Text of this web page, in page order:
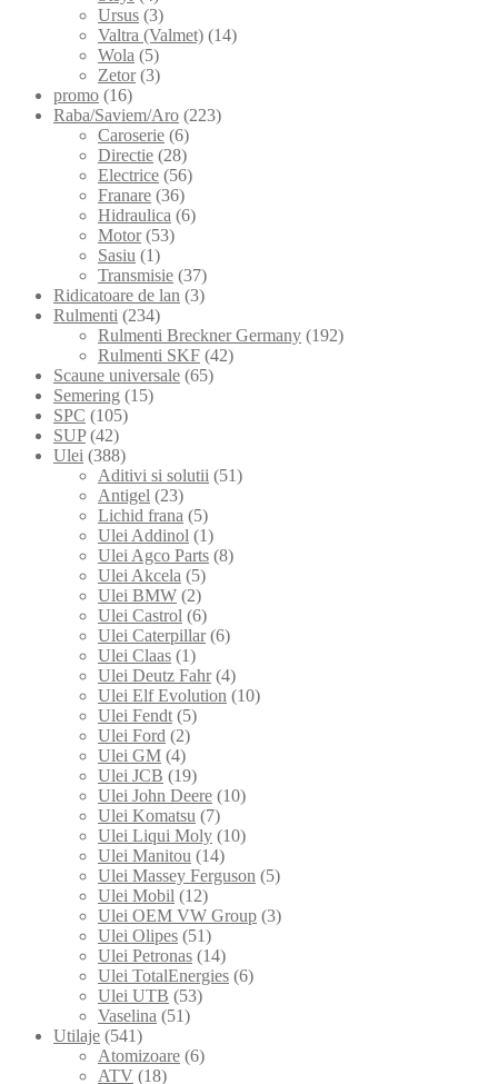
Ursus (3)
Valtra (Valmet) (14)
Wola (5)
Zetor (3)
promo (16)
Raba/Saviem/Aro (223)
Caroserie (6)
Directie (28)
Electrice (56)
Franare (36)
Hidraulica (6)
Motor (53)
Sasiu (1)
Transmisie (37)
Ridicatoare de lan (3)
Rulmenti (234)
Rulmenti Breckner Germany (192)
Rulmenti SKF (42)
Scaune universale (65)
Semering (15)
SPC (105)
SUP (42)
Ulei (388)
Aditivi si solutii (51)
Antigel (23)
Lichid frana (5)
Ulei Addinol (1)
Ulei Agco Parts (8)
Ulei Akcela (5)
Ulei BMW (2)
Ulei Castrol (6)
Ulei Caterpillar (6)
Ulei Claas (1)
Ulei Deutz Fahr (4)
Ulei Elf Evolution (10)
Ulei Fendt (5)
Ulei Ford (2)
Ulei GM (4)
Ulei JCB (19)
Ulei John Deere (10)
Ulei Komatsu (7)
Ulei Liqui Moly (10)
Ulei Manitou (14)
Ulei Massey Ferguson (5)
Ulei Mobil (12)
Ulei OEM VW Group (3)
Ulei Olipes (51)
Ulei Petronas (14)
Ulei TotalEnergies (6)
Ulei UTB (53)
Vaselina (51)
Utilaje (541)
Atomizoare (6)
ATV (18)